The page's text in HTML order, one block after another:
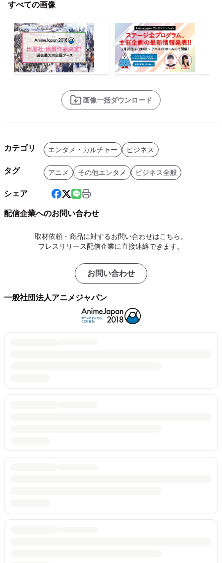
すべての画像
画像一括ダウンロード
カテゴリ エンタメ・カルチャー ビジネス
タグ アニメ その他エンタメ ビジネス全般
シェア
配信企業へのお問い合わせ
取材依頼・商品に対するお問い合わせはこちら。
プレスリリース配信企業に直接連絡できます。
お問い合わせ
一般社団法人アニメジャパン